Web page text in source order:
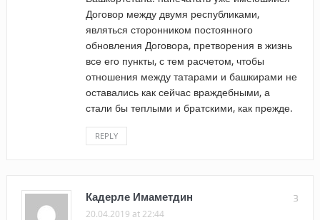
Договор между двумя республиками,
являться сторонником постоянного
обновления Договора, претворения в жизнь
все его пункты, с тем расчетом, чтобы
отношения между татарами и башкирами не
оставались как сейчас враждебными, а
стали бы теплыми и братскими, как прежде.
REPLY
3
Кадерле Имаметдин
20.04.2019 at 22:44